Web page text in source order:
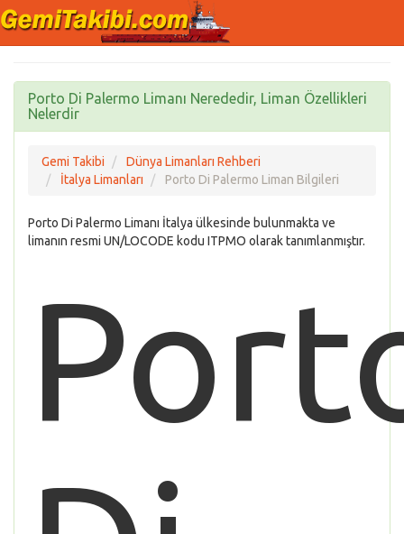
Porto Di Palermo Limanı Nerededir, Liman Özellikleri
Nelerdir
Gemi Takibi
Dünya Limanları Rehberi
İtalya Limanları
Porto Di Palermo Liman Bilgileri
Porto Di Palermo Limanı İtalya ülkesinde bulunmakta ve
limanın resmi UN/LOCODE kodu ITPMO olarak tanımlanmıştır.